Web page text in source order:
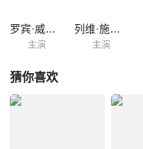
罗宾·威廉姆斯
主演
列维·施瑞博尔
主演
猜你喜欢